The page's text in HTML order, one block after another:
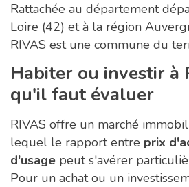
Rattachée au département
Loire (42) et à la région
RIVAS est une commune du
Habiter ou investir à
qu'il faut évaluer
RIVAS offre un marché
lequel le rapport entre prix
d'usage peut s'avérer
Pour un achat ou un